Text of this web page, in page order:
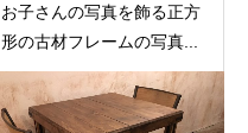
お子さんの写真を飾る正方
形の古材フレームの写真...